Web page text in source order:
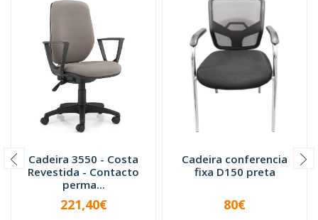
Cadeira 3550 - Costa
Revestida - Contacto
perma...
+
221,40€
Cadeira conferencia
fixa D150 preta
+
80€